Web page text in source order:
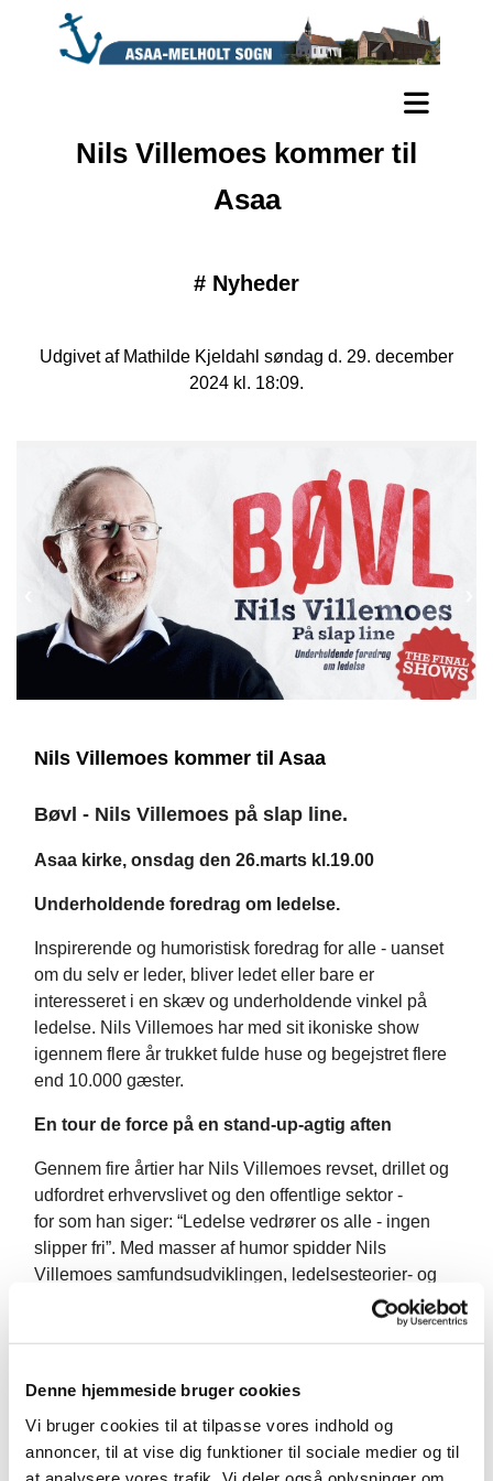
Denne hjemmeside bruger cookies
Vi bruger cookies til at tilpasse vores indhold og
annoncer, til at vise dig funktioner til sociale medier og til
Nils Villemoes kommer til
Asaa
# Nyheder
Udgivet af Mathilde Kjeldahl søndag d. 29. december
2024 kl. 18:09.
Nils Villemoes kommer til Asaa
Bøvl - Nils Villemoes på slap line.
Asaa kirke, onsdag den 26.marts kl.19.00
Underholdende foredrag om ledelse.
Inspirerende og humoristisk foredrag for alle - uanset
om du selv er leder, bliver ledet eller bare er
interesseret i en skæv og underholdende vinkel på
ledelse. Nils Villemoes har med sit ikoniske show
igennem flere år trukket fulde huse og begejstret flere
end 10.000 gæster.
En tour de force på en stand-up-agtig aften
Gennem fire årtier har Nils Villemoes revset, drillet og
udfordret erhvervslivet og den offentlige sektor -
for som han siger: “Ledelse vedrører os alle - ingen
slipper fri”. Med masser af humor spidder Nils
Villemoes samfundsudviklingen, ledelsesteorier- og
tendenser samt de klassiske begreber, vi i et væk
sagt BØVL!
Ledelse handler om at lave en strategi, udvikle en
organisation og vigtigst af alt at skabe rammer for